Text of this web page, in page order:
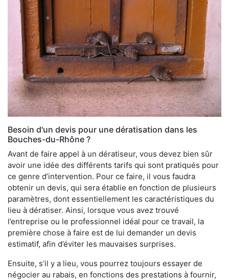
Besoin d'un devis pour une dératisation dans les
Bouches-du-Rhône ?
Avant de faire appel à un dératiseur, vous devez bien sûr
avoir une idée des différents tarifs qui sont pratiqués pour
ce genre d’intervention. Pour ce faire, il vous faudra
obtenir un devis, qui sera établie en fonction de plusieurs
paramètres, dont essentiellement les caractéristiques du
lieu à dératiser. Ainsi, lorsque vous avez trouvé
l’entreprise ou le professionnel idéal pour ce travail, la
première chose à faire est de lui demander un devis
estimatif, afin d’éviter les mauvaises surprises.
Ensuite, s’il y a lieu, vous pourrez toujours essayer de
négocier au rabais, en fonctions des prestations à fournir,